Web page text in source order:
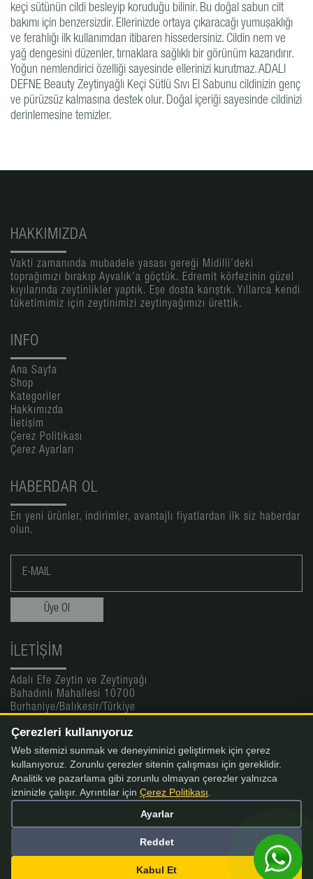
keçi sütünün cildi besleyip koruduğu bilinir. Bu doğal sabun cilt
bakımı için benzersizdir. Ellerinizde ortaya çıkaracağı yumuşaklığı
ve ferahlığı ilk kullanımdan itibaren hissedersiniz. Cildin nem ve
yağ dengesini düzenler, tırnaklara sağlıklı bir görünüm kazandırır.
Yoğun nemlendirici özelliği sayesinde ellerinizi kurutmaz. ADALI
DEFNE Beauty Zeytinyağlı Keçi Sütlü Sıvı El Sabunu cildinizin genç
ve pürüzsüz kalmasına destek olur. Doğal içeriği sayesinde cildinizi
derinlemesine temizler.
HAKKIMIZDA
Vakti zamanında mubadele yasası gereği Midilli’deki
toprağımızı bırakıp Ayvalık’a göçtük. Edremit körfezinin güzel
kıyılarında zeytinlikler yaptık. Eşe dosta karıştık. Yıllarca kendi
tüketimimiz için zeytinimizi zeytinyağımızı ürettik.
INFO
Ana Sayfa
Shop
Kategoriler
Hakkımızda
İletişim
Çerez Politikası
Çerez Ayarları
HABERDAR OL
En yeni ürünler, indirimler, avantajlı fiyatlardan ilk siz haberdar
olun.
İLETIŞIM
Adalı Efe Zeytin ve Zeytinyağı
Bahadınlı Mahallesi 10700
Burhaniye/Balıkesir/Türkiye
Online Satış: 0(532) 256 09 19
Fabrika Tel: 0(266) 412 96 33
Fabrika Fax: 0(266) 412 96 34
info@adaliefe.com
Çerezleri kullanıyoruz
Web sitemizi sunmak ve deneyiminizi geliştirmek için çerez
kullanıyoruz. Zorunlu çerezler sitenin çalışması için gereklidir.
Analitik ve pazarlama gibi zorunlu olmayan çerezler yalnızca
izninizle çalışır. Ayrıntılar için Çerez Politikası.
Ayarlar
Reddet
Kabul Et